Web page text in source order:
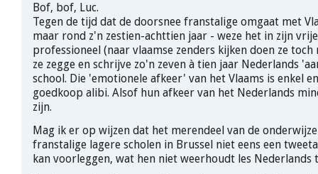
Bof, bof, Luc.
Tegen de tijd dat de doorsnee franstalige omgaat met
maar rond z'n zestien-achttien jaar - weze het in zijn
professioneel (naar vlaamse zenders kijken doen ze
ze zegge en schrijve zo'n zeven à tien jaar Nederlands
school. Die 'emotionele afkeer' van het Vlaams is enkel
goedkoop alibi. Alsof hun afkeer van het Nederlands
zijn.
Mag ik er op wijzen dat het merendeel van de
franstalige lagere scholen in Brussel niet eens een
kan voorleggen, wat hen niet weerhoudt les Nederlands